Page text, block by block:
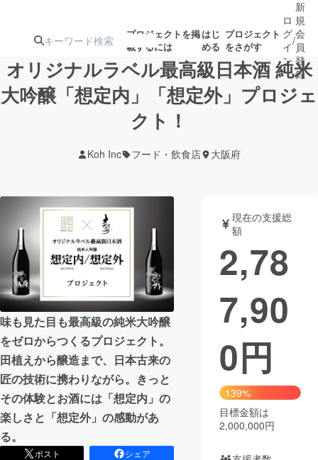
プロジェクトを掲
載するには
はじ
める
プロジェクト
をさがす
注目の新着プロ
募集終了が近いプ
テクノロジー・ガジェット
映像・映画 書籍・雑誌
ビジネス・起業 チャレンジ
まちづくり・地域活性化
CAMPFIRE for Social Good
CAMPFIRE Creation
CAMPFIREふるさと納税
コミュニティ
ロ
グ
イ
ン
/
新
規
会
員
登
録
オリジナルラベル最高級日本酒 純米
大吟醸「想定内」「想定外」プロジェ
クト！
Koh Inc フード・飲食店 大阪府
味も見た目も最高級の純米大吟醸
をゼロからつくるプロジェクト。
田植えから醸造まで、日本古来の
匠の技術に携わりながら。きっと
その体験とお酒には「想定内」の
楽しさと「想定外」の感動があ
る。
ポスト
シェア
現在の支援総
額
2,78
7,90
0円
139%
目標金額は
2,000,000円